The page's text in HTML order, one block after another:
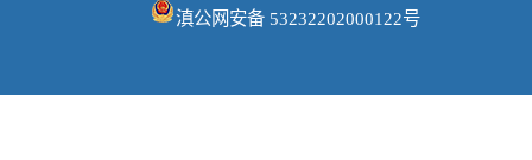
滇公网安备 53232202000122号